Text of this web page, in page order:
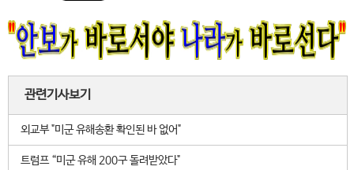
관련기사보기
외교부 "미군 유해송환 확인된 바 없어"
트럼프 “미군 유해 200구 돌려받았다"